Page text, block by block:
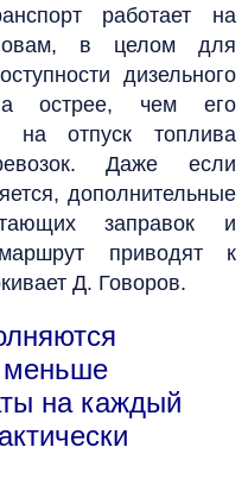
работает на
в целом для
дизельного
острее, чем его
на отпуск топлива
Даже если
дополнительные
заправок и
приводят к
Д. Говоров.
меньше
на каждый